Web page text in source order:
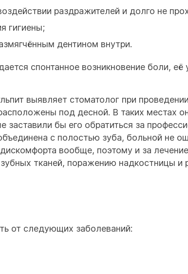
раздражителей и долго не
гигиены;
дентином внутри.
спонтанное возникновение боли,
выявляет стоматолог при
под десной. В таких местах
заставили бы его обратиться за
с полостью зуба, больной не
вообще, поэтому и за
тканей, поражению надкостницы
от следующих заболеваний: